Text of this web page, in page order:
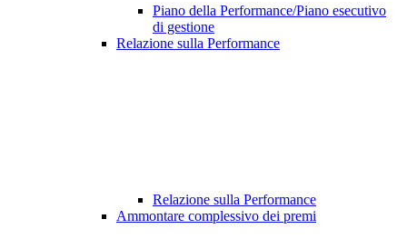
Piano della Performance/Piano esecutivo
di gestione
Relazione sulla Performance
Relazione sulla Performance
Ammontare complessivo dei premi